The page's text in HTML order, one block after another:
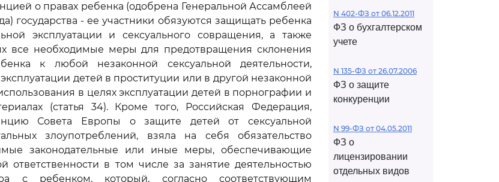
о правах ребенка (одобрена Генеральной Ассамблеей
государства - ее участники обязуются защищать ребенка
эксплуатации и сексуального совращения, а также
все необходимые меры для предотвращения склонения
к любой незаконной сексуальной деятельности,
детей в проституции или в другой незаконной
в целях эксплуатации детей в порнографии и
(статья 34). Кроме того, Российская Федерация,
Совета Европы о защите детей от сексуальной
злоупотреблений, взяла на себя обязательство
законодательные или иные меры, обеспечивающие
ответственности в том числе за занятие деятельностью
с ребенком, который, согласно соответствующим
N 402-ФЗ от 06.12.2011
ФЗ о бухгалтерском
учете
N 135-ФЗ от 26.07.2006
ФЗ о защите
конкуренции
N 99-ФЗ от 04.05.2011
ФЗ о
лицензировании
отдельных видов